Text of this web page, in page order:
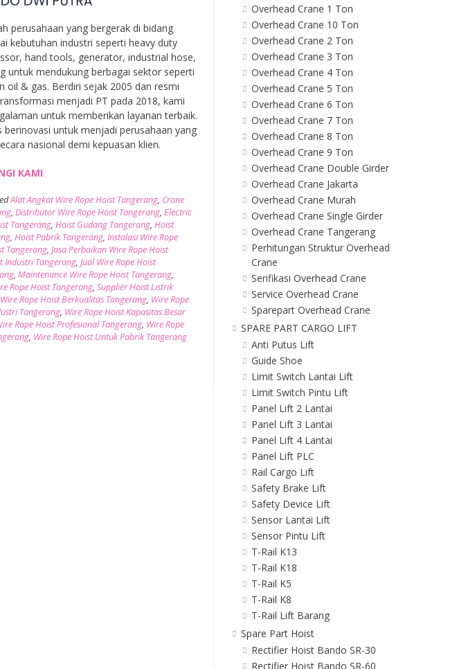
perusahaan yang bergerak di bidang
kebutuhan industri seperti heavy duty
hand tools, generator, industrial hose,
untuk mendukung berbagai sektor seperti
oil & gas. Berdiri sejak 2005 dan resmi
menjadi PT pada 2018, kami
untuk memberikan layanan terbaik.
untuk menjadi perusahaan yang
nasional demi kepuasan klien.
KAMI
Alat Angkat Wire Rope Hoist Tangerang, Crane
,Distributor Wire Rope Hoist Tangerang,Electric
Tangerang,Hoist Gudang Tangerang,Hoist
,Hoist Pabrik Tangerang,Instalasi Wire Rope
Tangerang,Jasa Perbaikan Wire Rope Hoist
Industri Tangerang,Jual Wire Rope Hoist
,Maintenance Wire Rope Hoist Tangerang,
Rope Hoist Tangerang,Supplier Hoist Listrik
Wire Rope Hoist Berkualitas Tangerang, Wire Rope
Tangerang, Wire Rope Hoist Kapasitas Besar
Rope Hoist Profesional Tangerang, Wire Rope
, Wire Rope Hoist Untuk Pabrik Tangerang
Overhead Crane 1 Ton
Overhead Crane 10 Ton
Overhead Crane 2 Ton
Overhead Crane 3 Ton
Overhead Crane 4 Ton
Overhead Crane 5 Ton
Overhead Crane 6 Ton
Overhead Crane 7 Ton
Overhead Crane 8 Ton
Overhead Crane 9 Ton
Overhead Crane Double Girder
Overhead Crane Jakarta
Overhead Crane Murah
Overhead Crane Single Girder
Overhead Crane Tangerang
Perhitungan Struktur Overhead
Crane
Serifikasi Overhead Crane
Service Overhead Crane
Sparepart Overhead Crane
SPARE PART CARGO LIFT
Anti Putus Lift
Guide Shoe
Limit Switch Lantai Lift
Limit Switch Pintu Lift
Panel Lift 2 Lantai
Panel Lift 3 Lantai
Panel Lift 4 Lantai
Panel Lift PLC
Rail Cargo Lift
Safety Brake Lift
Safety Device Lift
Sensor Lantai Lift
Sensor Pintu Lift
T-Rail K13
T-Rail K18
T-Rail K5
T-Rail K8
T-Rail Lift Barang
Spare Part Hoist
Rectifier Hoist Bando SR-30
Rectifier Hoist Bando SR-60